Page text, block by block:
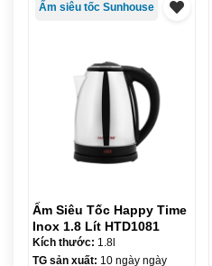
Ấm siêu tốc Sunhouse
Ấm Siêu Tốc Happy Time
Inox 1.8 Lít HTD1081
Kích thước: 1.8l
TG sản xuất: 10 ngày ngày